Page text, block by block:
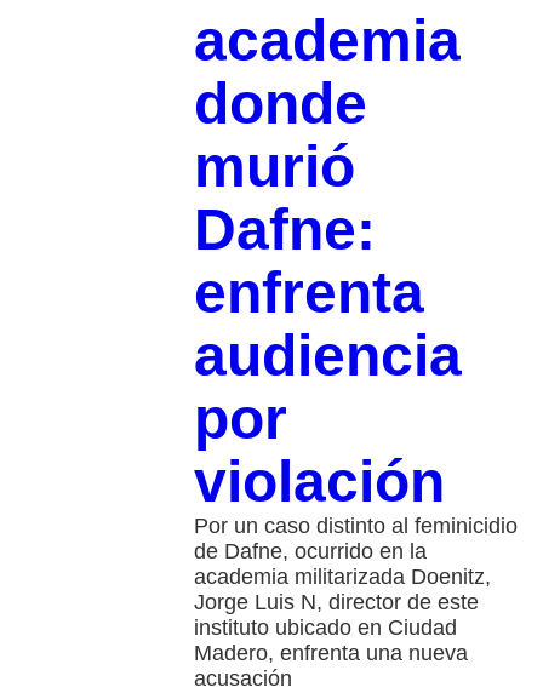
academia
donde
murió
Dafne:
enfrenta
audiencia
por
violación
Por un caso distinto al feminicidio
de Dafne, ocurrido en la
academia militarizada Doenitz,
Jorge Luis N, director de este
instituto ubicado en Ciudad
Madero, enfrenta una nueva
acusación